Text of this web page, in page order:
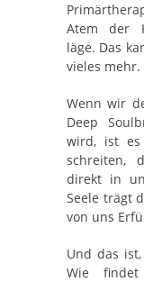
Atem der
läge. Das
vieles mehr.
Wenn wir
Deep
wird, ist
schreiten,
direkt in
Seele trägt
von uns
Und das
Wie findet